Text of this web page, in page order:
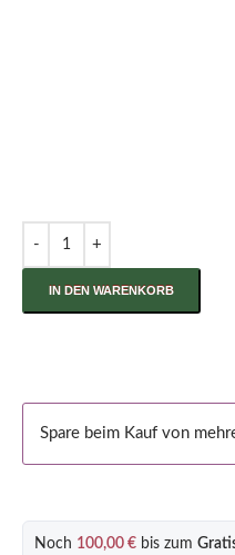
IN DEN WARENKORB
Spare beim Kauf von
Noch 100,00 € bis zum